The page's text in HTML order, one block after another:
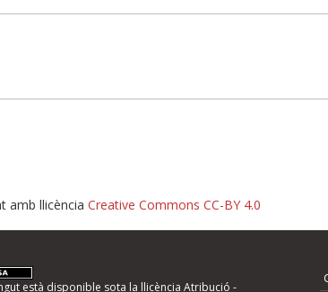
d'errors
amb llicència Creative Commons CC-BY 4.0
està disponible sota la llicència Atribució -